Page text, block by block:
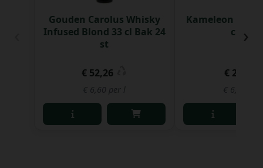
Gouden Carolus Whisky
Infused Blond 33 cl Bak 24
st
€ 52,26
€ 6,60 per l
Kameleon
cl Fles
€ 2,10
€ 6,37
›